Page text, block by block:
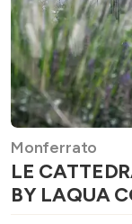
Monferrato
LE
BY LAQUA